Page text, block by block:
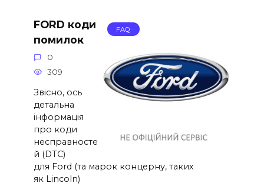
FAQ
FORD коди
помилок
0
309
Звісно, ось
детальна
інформація
про коди
несправносте
й (DTC)
для Ford (та марок концерну, таких
як Lincoln)